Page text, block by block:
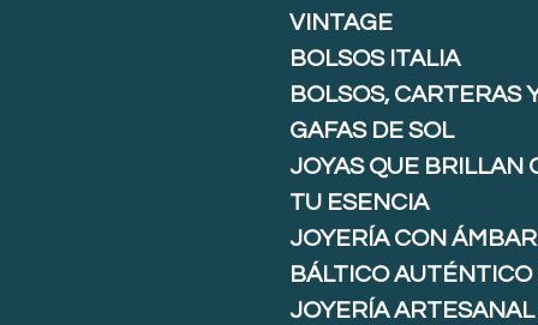
VINTAGE
BOLSOS ITALIA
BOLSOS, CARTERAS
GAFAS DE SOL
JOYAS QUE BRILLAN
TU ESENCIA
JOYERÍA CON ÁMBAR
BÁLTICO AUTÉNTICO
JOYERÍA ARTESANAL